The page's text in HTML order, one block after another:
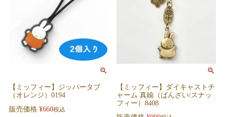
【ミッフィー】ジッパータブ
（オレンジ）0194
販売価格 ¥660税込
【ミッフィー】ダイキャストチ
ャーム 真鍮（ばんざい/スナッ
フィー）8408